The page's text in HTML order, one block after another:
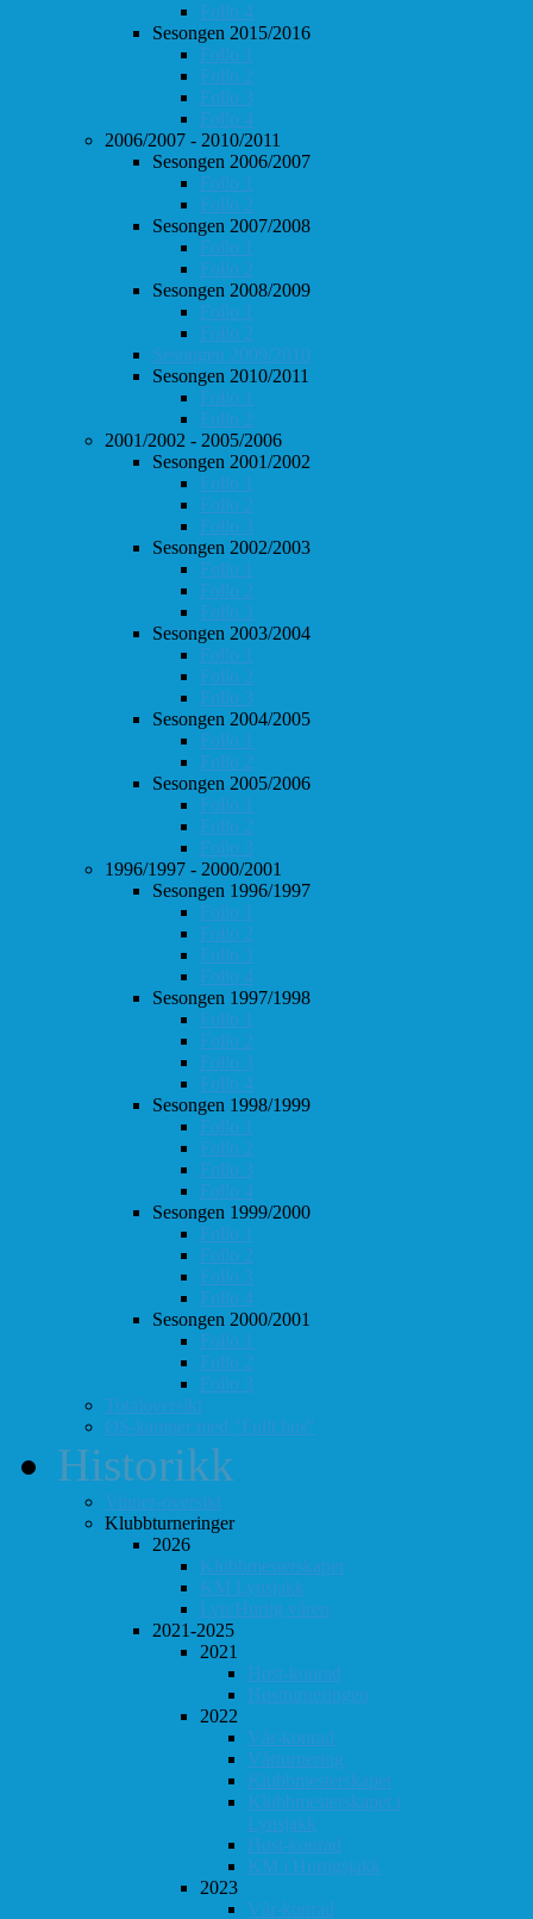
Follo 4
Sesongen 2015/2016
Follo 1
Follo 2
Follo 3
Follo 4
2006/2007 - 2010/2011
Sesongen 2006/2007
Follo 1
Follo 2
Sesongen 2007/2008
Follo 1
Follo 2
Sesongen 2008/2009
Follo 1
Follo 2
Sesongen 2009/2010
Sesongen 2010/2011
Follo 1
Follo 2
2001/2002 - 2005/2006
Sesongen 2001/2002
Follo 1
Follo 2
Follo 3
Sesongen 2002/2003
Follo 1
Follo 2
Follo 3
Sesongen 2003/2004
Follo 1
Follo 2
Follo 3
Sesongen 2004/2005
Follo 1
Follo 2
Sesongen 2005/2006
Follo 1
Follo 2
Follo 3
1996/1997 - 2000/2001
Sesongen 1996/1997
Follo 1
Follo 2
Follo 3
Follo 4
Sesongen 1997/1998
Follo 1
Follo 2
Follo 3
Follo 4
Sesongen 1998/1999
Follo 1
Follo 2
Follo 3
Follo 4
Sesongen 1999/2000
Follo 1
Follo 2
Follo 3
Follo 4
Sesongen 2000/2001
Follo 1
Follo 2
Follo 3
Totaloversikt
ØS-kamper med "Fullt hus"
Historikk
Vinner-oversikt
Klubbturneringer
2026
Klubbmesterskapet
KM Lynsjakk
Lyn/Hurtig våren
2021-2025
2021
Høst-konrad
Høstturneringen
2022
Vår-konrad
Vårturnering
Klubbmesterskapet
Klubbmesterskapet i
Lynsjakk
Høst-konrad
KM i Hurtigsjakk
2023
Vår-konrad